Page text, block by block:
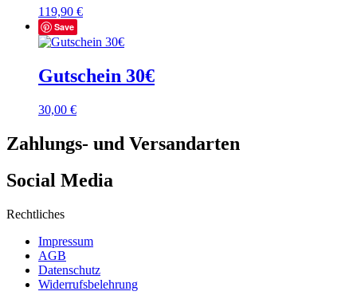
119,90 €
Save
Gutschein 30€
30,00 €
Zahlungs- und Versandarten
Social Media
Rechtliches
Impressum
AGB
Datenschutz
Widerrufsbelehrung